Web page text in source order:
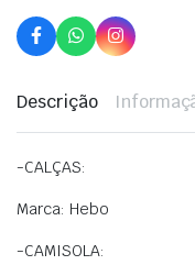
Descrição
-CALÇAS:
Marca: Hebo
-CAMISOLA: